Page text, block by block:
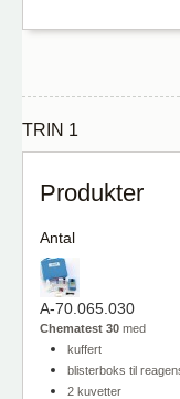
TRIN 1
Produkter
Antal
A-70.065.030
Chematest 30 med
kuffert
blisterboks til
2 kuvetter